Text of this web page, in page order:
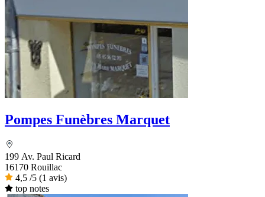
Pompes Funèbres Marquet
199 Av. Paul Ricard
16170 Rouillac
4,5 /5 (1 avis)
top notes